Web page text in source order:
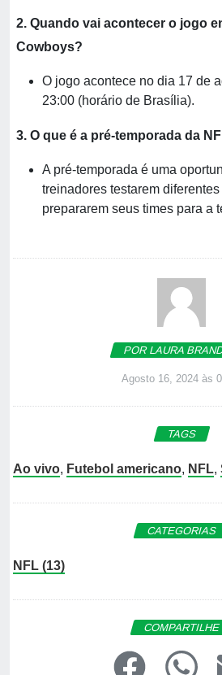
2. Quando vai acontecer o jogo
Cowboys?
O jogo acontece no dia 17 de
23:00 (horário de Brasília).
3. O que é a pré-temporada da
A pré-temporada é uma
treinadores testarem
prepararem seus times para a
POR LAURA
Agosto 16, 2024 às
TAGS
Ao vivo, Futebol americano, NFL,
CATEGORIAS
NFL (13)
COMPARTILHE